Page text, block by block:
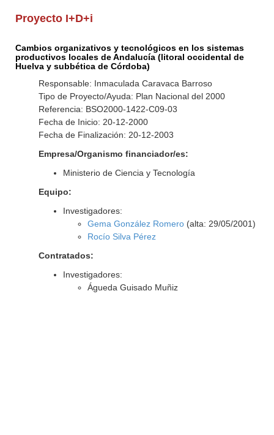
Proyecto I+D+i
Cambios organizativos y tecnológicos en los sistemas
productivos locales de Andalucía (litoral occidental de
Huelva y subbética de Córdoba)
Responsable: Inmaculada Caravaca Barroso
Tipo de Proyecto/Ayuda: Plan Nacional del 2000
Referencia: BSO2000-1422-C09-03
Fecha de Inicio: 20-12-2000
Fecha de Finalización: 20-12-2003
Empresa/Organismo financiador/es:
Ministerio de Ciencia y Tecnología
Equipo:
Investigadores:
Gema González Romero(alta: 29/05/2001)
Rocío Silva Pérez
Contratados:
Investigadores:
Águeda Guisado Muñiz